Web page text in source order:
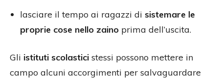
lasciare il tempo ai ragazzi di sistemare le
proprie cose nello zaino prima dell’uscita.
Gli istituti scolastici stessi possono mettere in
campo alcuni accorgimenti per salvaguardare